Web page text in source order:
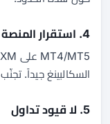
4. استقرار المنصة
السكالبينغ جيداً.
5. لا قيود تداول